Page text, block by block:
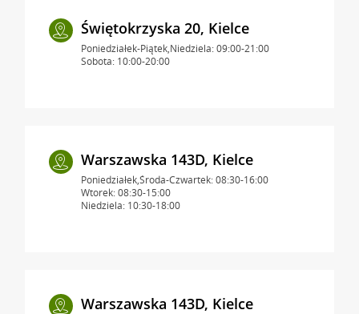
Świętokrzyska 20, Kielce
Poniedziałek-Piątek,Niedziela: 09:00-21:00
Sobota: 10:00-20:00
Warszawska 143D, Kielce
Poniedziałek,Środa-Czwartek: 08:30-16:00
Wtorek: 08:30-15:00
Niedziela: 10:30-18:00
Warszawska 143D, Kielce